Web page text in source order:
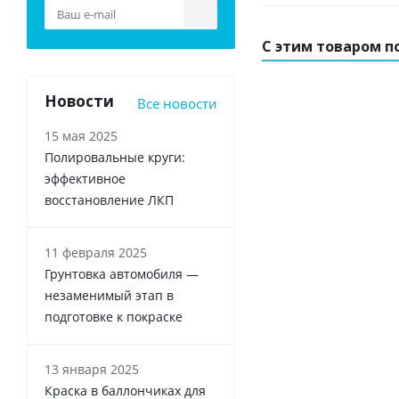
С этим товаром
Новости Все новости
15 мая 2025
Полировальные круги:
эффективное
восстановление ЛКП
11 февраля 2025
Грунтовка автомобиля —
незаменимый этап в
подготовке к покраске
13 января 2025
Краска в баллончиках для